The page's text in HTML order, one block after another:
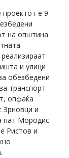
е 9
на општина
и улици
обезбедени
транспорт
опфаќа
Зрновци и
пат Мородис
Ристов и